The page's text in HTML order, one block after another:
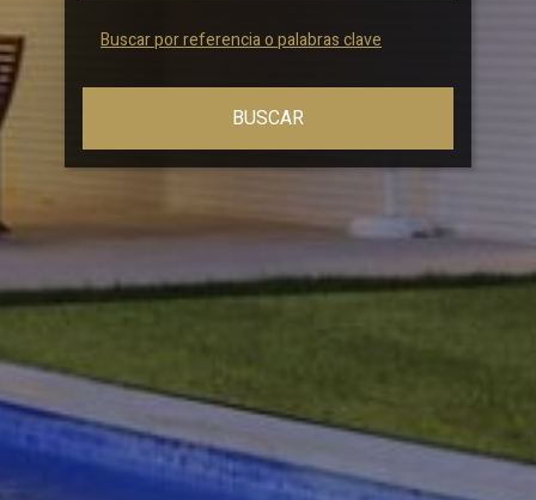
Buscar por referencia o palabras clave
BUSCAR